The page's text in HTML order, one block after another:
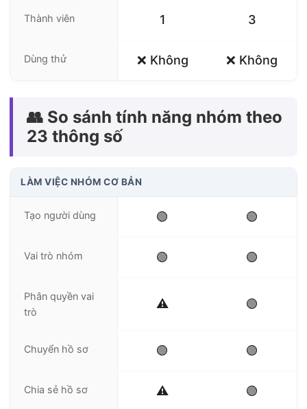
Thành viên 1 3
Dùng thử ❌ Không ❌ Không
👥 So sánh tính năng nhóm theo
23 thông số
LÀM VIỆC NHÓM CƠ BẢN
Tạo người dùng 🟢 🟢
Vai trò nhóm 🟢 🟢
Phân quyền vai
trò
⚠️ 🟢
Chuyển hồ sơ 🟢 🟢
Chia sẻ hồ sơ ⚠️ 🟢